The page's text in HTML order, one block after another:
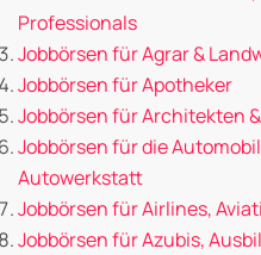
Professionals
Jobbörsen für Agrar &
Jobbörsen für Apotheker
Jobbörsen für Architekten
Jobbörsen für die
Autowerkstatt
Jobbörsen für Airlines,
Jobbörsen für Azubis,